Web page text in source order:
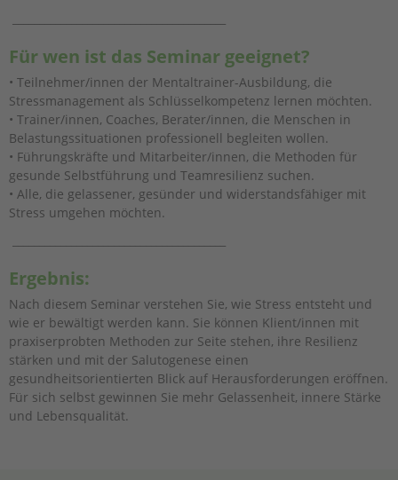
Für wen ist das Seminar geeignet?
• Teilnehmer/innen der Mentaltrainer-Ausbildung, die
Stressmanagement als Schlüsselkompetenz lernen möchten.
• Trainer/innen, Coaches, Berater/innen, die Menschen in
Belastungssituationen professionell begleiten wollen.
• Führungskräfte und Mitarbeiter/innen, die Methoden für
gesunde Selbstführung und Teamresilienz suchen.
• Alle, die gelassener, gesünder und widerstandsfähiger mit
Stress umgehen möchten.
Ergebnis:
Nach diesem Seminar verstehen Sie, wie Stress entsteht und
wie er bewältigt werden kann. Sie können Klient/innen mit
praxiserprobten Methoden zur Seite stehen, ihre Resilienz
stärken und mit der Salutogenese einen
gesundheitsorientierten Blick auf Herausforderungen eröffnen.
Für sich selbst gewinnen Sie mehr Gelassenheit, innere Stärke
und Lebensqualität.